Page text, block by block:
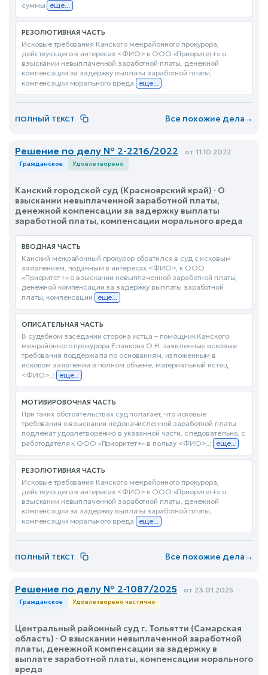
суммы еще...
РЕЗОЛЮТИВНАЯ ЧАСТЬ
Исковые требования Канского межрайонного прокурора,
действующего в интересах <ФИО> к ООО «Приоритет+» о
взыскании невыплаченной заработной платы, денежной
компенсации за задержку выплаты заработной платы,
компенсации морального вреда
еще...
ПОЛНЫЙ ТЕКСТ Все похожие дела→
Решение по делу № 2-2216/2022 от 11.10.2022
Гражданское Удовлетворено
Канский городской суд (Красноярский край) · О
взыскании невыплаченной заработной платы,
денежной компенсации за задержку выплаты
заработной платы, компенсации морального вреда
ВВОДНАЯ ЧАСТЬ
Канский межрайонный прокурор обратился в суд с исковым
заявлением, поданным в интересах <ФИО>, к ООО
«Приоритет+» о взыскании невыплаченной заработной платы,
денежной компенсации за задержку выплаты заработной
платы, компенсации
еще...
ОПИСАТЕЛЬНАЯ ЧАСТЬ
В судебном заседании сторона истца – помощник Канского
межрайонного прокурора Еланкова О.Н. заявленные исковые
требования поддержала по основаниям, изложенным в
исковом заявлении в полном объеме, материальный истец
<ФИО>..; еще...
МОТИВИРОВОЧНАЯ ЧАСТЬ
При таких обстоятельствах суд полагает, что исковые
требования о взыскании недоначисленной заработной платы
подлежат удовлетворению в указанной части, следовательно, с
работодателя к ООО «Приоритет+» в пользу <ФИО>..; еще...
РЕЗОЛЮТИВНАЯ ЧАСТЬ
Исковые требования Канского межрайонного прокурора,
действующего в интересах <ФИО> к ООО «Приоритет+» о
взыскании невыплаченной заработной платы, денежной
компенсации за задержку выплаты заработной платы,
компенсации морального вреда
еще...
ПОЛНЫЙ ТЕКСТ Все похожие дела→
Решение по делу № 2-1087/2025 от 23.01.2025
Гражданское Удовлетворено частично
Центральный районный суд г. Тольятти (Самарская
область) · О взыскании невыплаченной заработной
платы, денежной компенсации за задержку в
выплате заработной платы, компенсации морального
вреда